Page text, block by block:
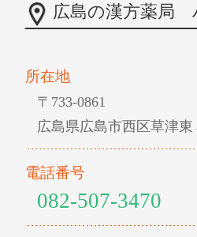
広島の漢方薬局
所在地
〒733-0861
広島県広島市西区草津東
電話番号
082-507-3470